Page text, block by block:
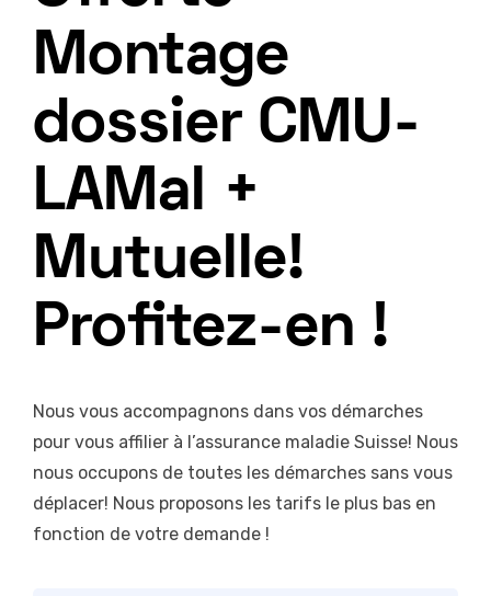
Montage
dossier CMU-
LAMal +
Mutuelle!
Profitez-en !
Nous vous accompagnons dans vos démarches
pour vous affilier à l’assurance maladie Suisse! Nous
nous occupons de toutes les démarches sans vous
déplacer! Nous proposons les tarifs le plus bas en
fonction de votre demande !